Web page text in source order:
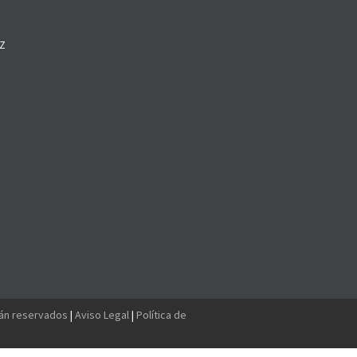
reservados | Aviso Legal| Política de